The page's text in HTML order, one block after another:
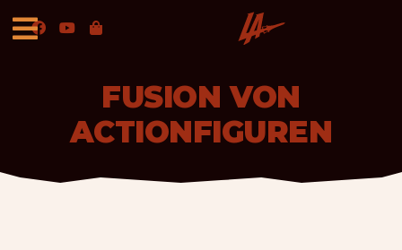
FUSION VON
ACTIONFIGUREN